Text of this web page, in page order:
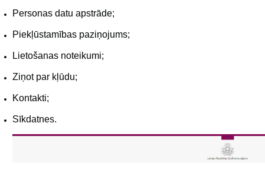
Personas datu apstrāde;
Piekļūstamības paziņojums;
Lietošanas noteikumi;
Ziņot par kļūdu;
Kontakti;
Sīkdatnes.